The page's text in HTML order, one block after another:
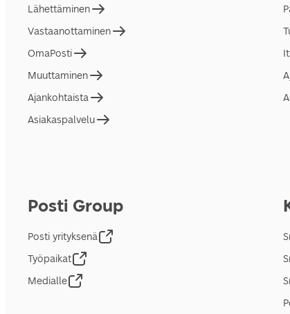
Lähettäminen
Vastaanottaminen
OmaPosti
Muuttaminen
Ajankohtaista
Asiakaspalvelu
Posti Group
Posti yrityksenä
Työpaikat
Medialle